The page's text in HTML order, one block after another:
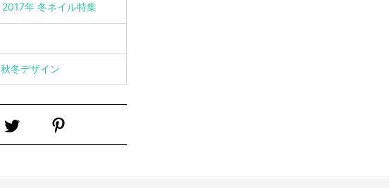
2017年 冬ネイル特集
秋冬デザイン